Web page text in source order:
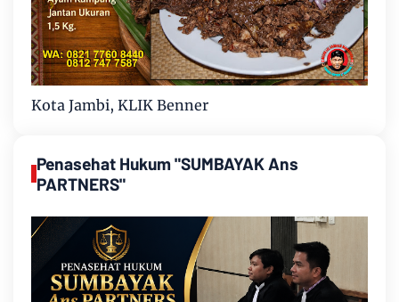
Kota Jambi, KLIK Benner
Penasehat Hukum "SUMBAYAK Ans
PARTNERS"